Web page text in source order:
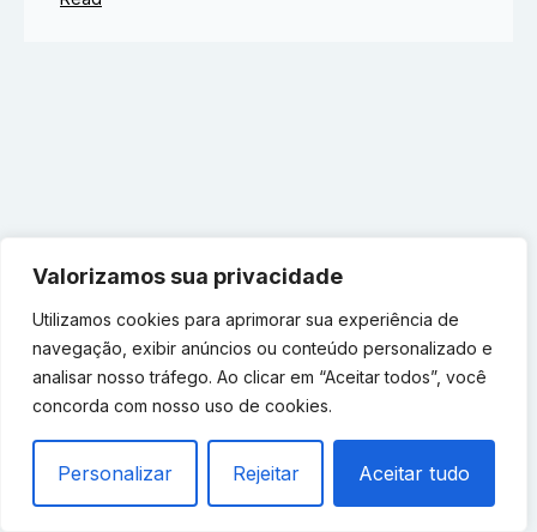
Valorizamos sua privacidade
Utilizamos cookies para aprimorar sua experiência de
navegação, exibir anúncios ou conteúdo personalizado e
analisar nosso tráfego. Ao clicar em “Aceitar todos”, você
concorda com nosso uso de cookies.
Personalizar Rejeitar Aceitar tudo